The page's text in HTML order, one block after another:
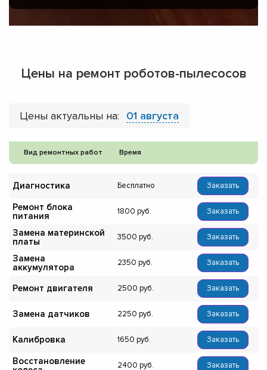
Цены на ремонт роботов-пылесосов
Цены актуальны на: 01 августа
Вид ремонтных работ Время
Диагностика Бесплатно Заказать
Ремонт блока
питания
1800 Заказать
Замена материнской
платы
3500 Заказать
Замена
аккумулятора
2350 Заказать
Ремонт двигателя 2500 Заказать
Замена датчиков 2250 Заказать
Калибровка 1650 Заказать
Восстановление
2400 Заказать